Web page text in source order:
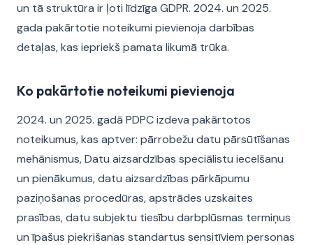
un tā struktūra ir ļoti līdzīga GDPR. 2024. un 2025.
gada pakārtotie noteikumi pievienoja darbības
detaļas, kas iepriekš pamata likumā trūka.
Ko pakārtotie noteikumi pievienoja
2024. un 2025. gadā PDPC izdeva pakārtotos
noteikumus, kas aptver: pārrobežu datu pārsūtīšanas
mehānismus, Datu aizsardzības speciālistu iecelšanu
un pienākumus, datu aizsardzības pārkāpumu
paziņošanas procedūras, apstrādes uzskaites
prasības, datu subjektu tiesību darbplūsmas termiņus
un īpašus piekrišanas standartus sensitīviem personas